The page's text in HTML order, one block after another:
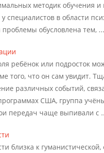
методик обучения и
специалистов в области
обусловлена тем, ...
ребёнок или подросток
того, что он сам увидит.
различных событий,
США, группа
передач чаще выпивали с
близка к